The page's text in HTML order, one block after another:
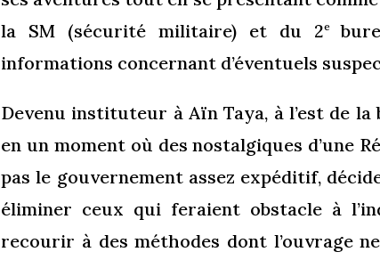
la SM (sécurité militaire) et du 2e
informations concernant d’éventuels
Devenu instituteur à Aïn Taya, à l’est de la
en un moment où des nostalgiques d’une
pas le gouvernement assez expéditif,
éliminer ceux qui feraient obstacle à
recourir à des méthodes dont l’ouvrage